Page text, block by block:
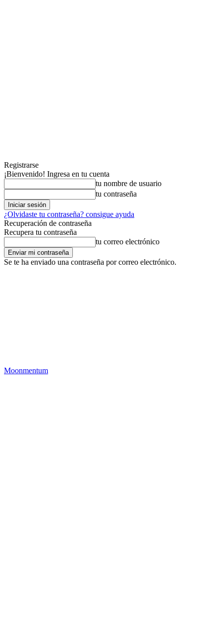
Registrarse
¡Bienvenido! Ingresa en tu cuenta
tu nombre de usuario
tu contraseña
¿Olvidaste tu contraseña? consigue ayuda
Recuperación de contraseña
Recupera tu contraseña
tu correo electrónico
Se te ha enviado una contraseña por correo electrónico.
Moonmentum